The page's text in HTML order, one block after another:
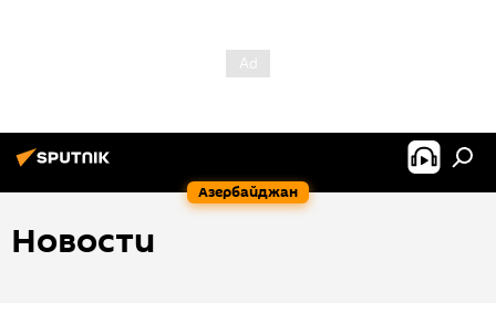
Азербайджан
Новости